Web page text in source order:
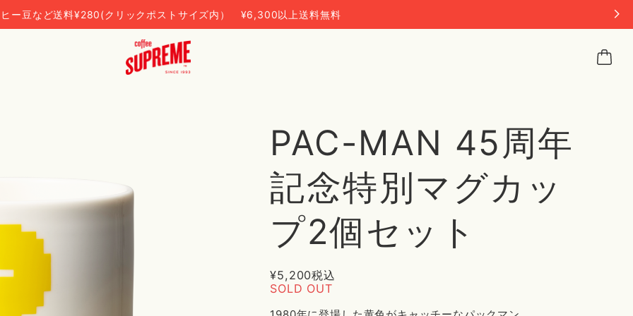
ー豆など送料¥280(クリックポストサイズ内） ¥6,300以上送料無料
PAC-MAN 45周年
記念特別マグカッ
プ2個セット
¥5,200税込
SOLD OUT